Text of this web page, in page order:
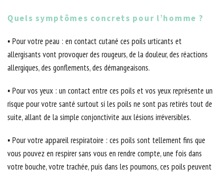
Quels symptômes concrets pour l’homme ?
• Pour votre peau : en contact cutané ces poils urticants et
allergisants vont provoquer des rougeurs, de la douleur, des réactions
allergiques, des gonflements, des démangeaisons.
• Pour vos yeux : un contact entre ces poils et vos yeux représente un
risque pour votre santé surtout si les poils ne sont pas retirés tout de
suite, allant de la simple conjonctivite aux lésions irréversibles.
• Pour votre appareil respiratoire : ces poils sont tellement fins que
vous pouvez en respirer sans vous en rendre compte, une fois dans
votre bouche, votre trachée, puis dans les poumons, ces poils peuvent